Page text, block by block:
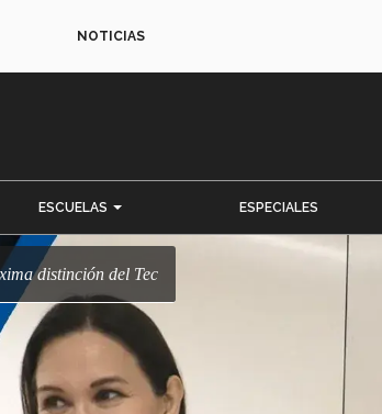
NOTICIAS
ESCUELAS ESPECIALES
distinción del Tec